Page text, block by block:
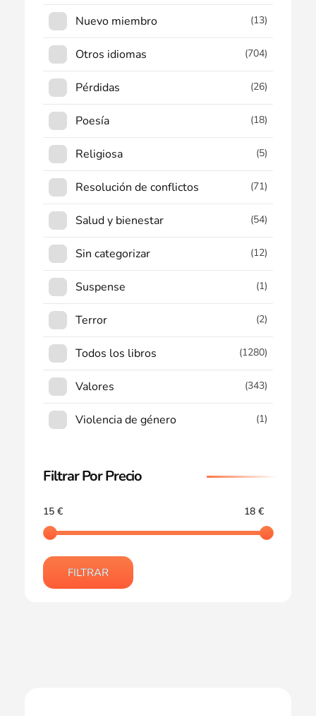
Nuevo miembro (13)
Otros idiomas (704)
Pérdidas (26)
Poesía (18)
Religiosa (5)
Resolución de conflictos (71)
Salud y bienestar (54)
Sin categorizar (12)
Suspense (1)
Terror (2)
Todos los libros (1280)
Valores (343)
Violencia de género (1)
Filtrar Por Precio
15 € 18 €
FILTRAR